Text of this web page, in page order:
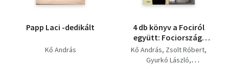
Papp Laci -dedikált
Kő András
4 db könyv a Fociról
együtt: Fociország,
Puskás öcsi,
Beckenbauer, Bozsik.
Kő András Zsolt Róbert
Gyurkó László